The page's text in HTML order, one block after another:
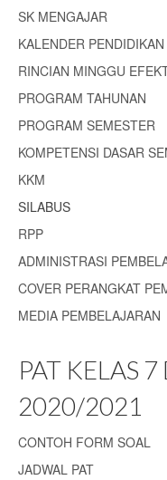
SK MENGAJAR
KALENDER PENDIDIKAN
RINCIAN MINGGU
PROGRAM TAHUNAN
PROGRAM SEMESTER
KOMPETENSI DASAR
KKM
SILABUS
RPP
ADMINISTRASI
COVER PERANGKAT
MEDIA PEMBELAJARAN
PAT KELAS
2020/2021
CONTOH FORM SOAL
JADWAL PAT